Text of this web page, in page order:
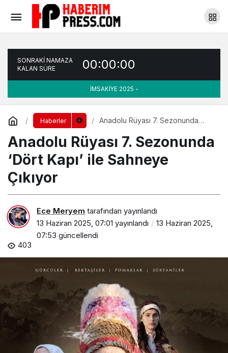
SONRAKİ NAMAZA
KALAN SÜRE
00:00:00
İMSAKİYE 2025 -
Haberler
Anadolu Rüyası 7. Sezonunda
Anadolu Rüyası 7. Sezonunda
‘Dört Kapı’ ile Sahneye
Çıkıyor
Ece Meryem tarafından yayınlandı
13 Haziran 2025, 07:01 yayınlandı
13 Haziran 2025,
07:53 güncellendi
403
Anadolu Rüyası 7. Sezonunda ‘Dört Kapı’ ile